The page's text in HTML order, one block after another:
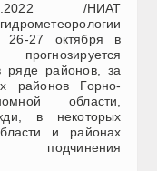
/НИАТ
26-27 октября в
ряде районов, за
районов Горно-
области,
в некоторых
и районах
подчинения